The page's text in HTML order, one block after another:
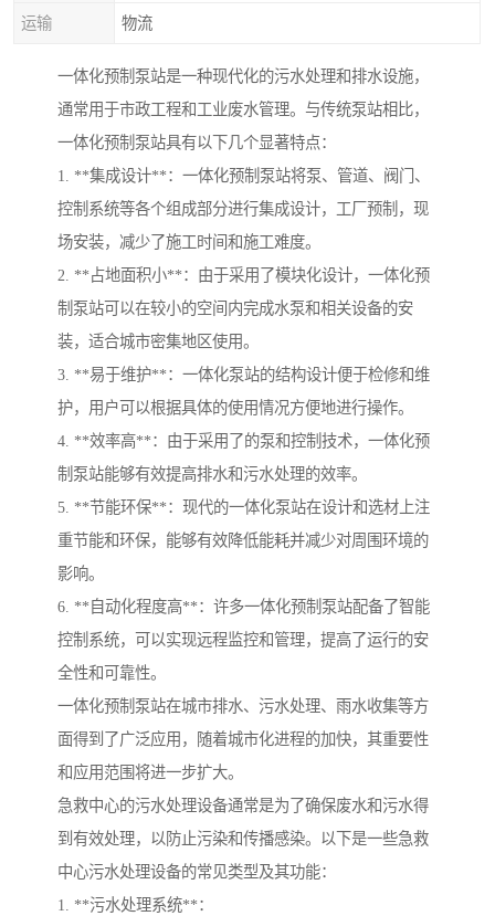
运输 物流
一体化预制泵站是一种现代化的污水处理和排水设施，
通常用于市政工程和工业废水管理。与传统泵站相比，
一体化预制泵站具有以下几个显著特点：
1. **集成设计**：一体化预制泵站将泵、管道、阀门、
控制系统等各个组成部分进行集成设计，工厂预制，现
场安装，减少了施工时间和施工难度。
2. **占地面积小**：由于采用了模块化设计，一体化预
制泵站可以在较小的空间内完成水泵和相关设备的安
装，适合城市密集地区使用。
3. **易于维护**：一体化泵站的结构设计便于检修和维
护，用户可以根据具体的使用情况方便地进行操作。
4. **效率高**：由于采用了的泵和控制技术，一体化预
制泵站能够有效提高排水和污水处理的效率。
5. **节能环保**：现代的一体化泵站在设计和选材上注
重节能和环保，能够有效降低能耗并减少对周围环境的
影响。
6. **自动化程度高**：许多一体化预制泵站配备了智能
控制系统，可以实现远程监控和管理，提高了运行的安
全性和可靠性。
一体化预制泵站在城市排水、污水处理、雨水收集等方
面得到了广泛应用，随着城市化进程的加快，其重要性
和应用范围将进一步扩大。
急救中心的污水处理设备通常是为了确保废水和污水得
到有效处理，以防止污染和传播感染。以下是一些急救
中心污水处理设备的常见类型及其功能：
1. **污水处理系统**：